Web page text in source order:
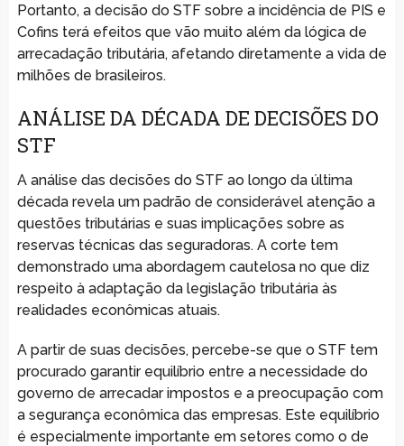
Portanto, a decisão do STF sobre a incidência de PIS e
Cofins terá efeitos que vão muito além da lógica de
arrecadação tributária, afetando diretamente a vida de
milhões de brasileiros.
ANÁLISE DA DÉCADA DE DECISÕES DO
STF
A análise das decisões do STF ao longo da última
década revela um padrão de considerável atenção a
questões tributárias e suas implicações sobre as
reservas técnicas das seguradoras. A corte tem
demonstrado uma abordagem cautelosa no que diz
respeito à adaptação da legislação tributária às
realidades econômicas atuais.
A partir de suas decisões, percebe-se que o STF tem
procurado garantir equilíbrio entre a necessidade do
governo de arrecadar impostos e a preocupação com
a segurança econômica das empresas. Este equilíbrio
é especialmente importante em setores como o de